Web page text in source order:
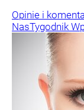
Opinie i
NasTygodnik